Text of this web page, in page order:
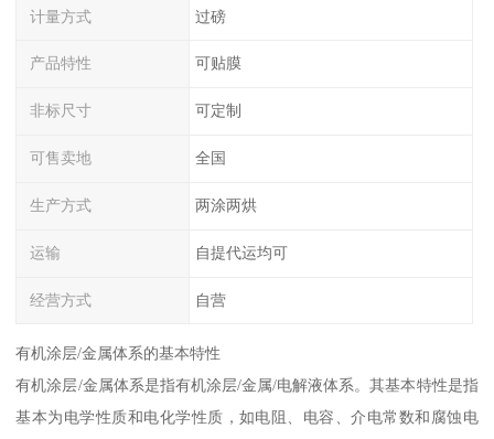
计量方式 过磅
产品特性 可贴膜
非标尺寸 可定制
可售卖地 全国
生产方式 两涂两烘
运输 自提代运均可
经营方式 自营
有机涂层/金属体系的基本特性
有机涂层/金属体系是指有机涂层/金属/电解液体系。其基本特性是指
基本为电学性质和电化学性质，如电阻、电容、介电常数和腐蚀电